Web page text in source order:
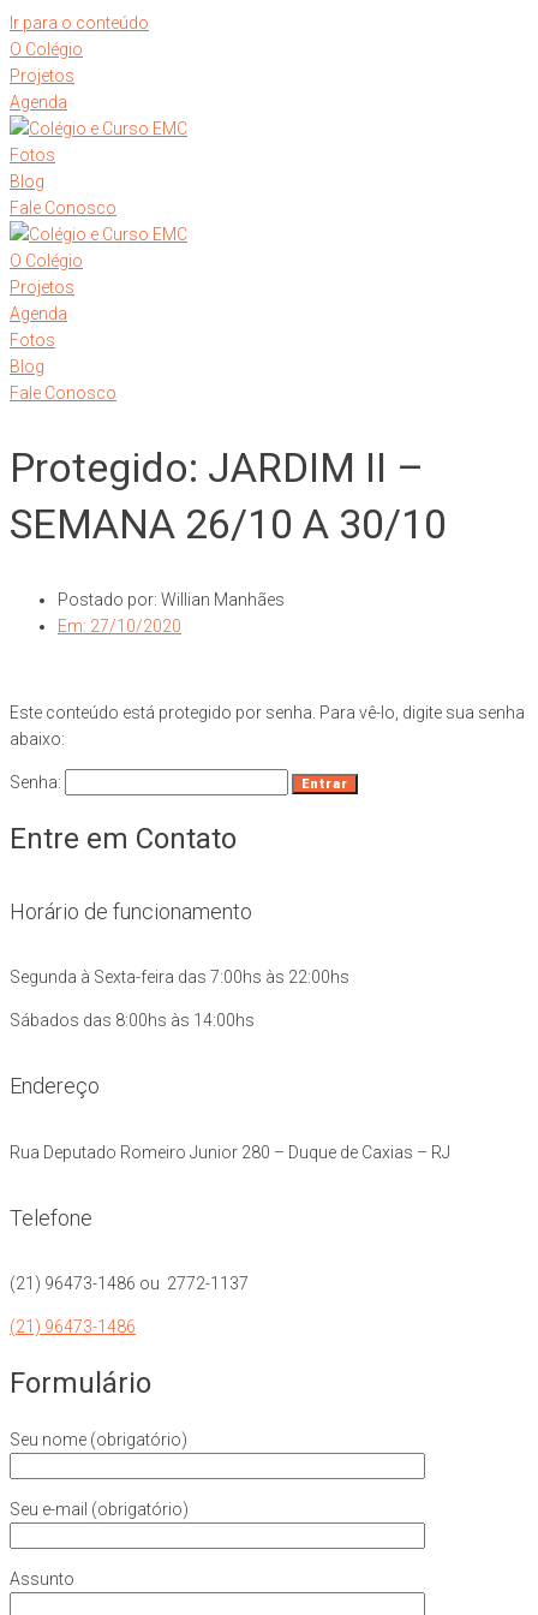
Ir para o conteúdo
O Colégio
Projetos
Agenda
Fotos
Blog
Fale Conosco
O Colégio
Projetos
Agenda
Fotos
Blog
Fale Conosco
Protegido: JARDIM II –
SEMANA 26/10 A 30/10
Postado por: Willian Manhães
Em: 27/10/2020
Este conteúdo está protegido por senha. Para vê-lo, digite sua senha
abaixo:
Senha:
Entre em Contato
Horário de funcionamento
Segunda à Sexta-feira das 7:00hs às 22:00hs
Sábados das 8:00hs às 14:00hs
Endereço
Rua Deputado Romeiro Junior 280 – Duque de Caxias – RJ
Telefone
(21) 96473-1486 ou 2772-1137
(21) 96473-1486
Formulário
Seu nome (obrigatório)
Seu e-mail (obrigatório)
Assunto